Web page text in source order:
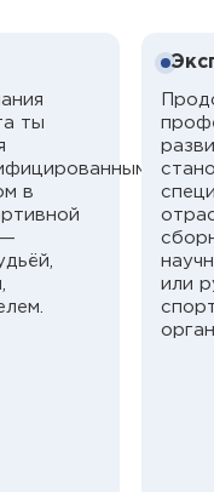
ты
в
—
или